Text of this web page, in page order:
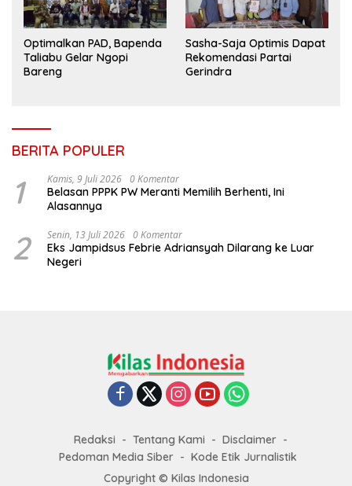
Optimalkan PAD, Bapenda
Taliabu Gelar Ngopi
Bareng
Sasha-Saja Optimis Dapat
Rekomendasi Partai
Gerindra
BERITA POPULER
1 Kamis, 9 Juli 2026 0 Komentar
Belasan PPPK PW Meranti Memilih Berhenti, Ini
Alasannya
2 Senin, 13 Juli 2026 0 Komentar
Eks Jampidsus Febrie Adriansyah Dilarang ke Luar
Negeri
Redaksi Tentang Kami
Disclaimer
Pedoman Media Siber
Kode Etik Jurnalistik
Copyright © Kilas Indonesia